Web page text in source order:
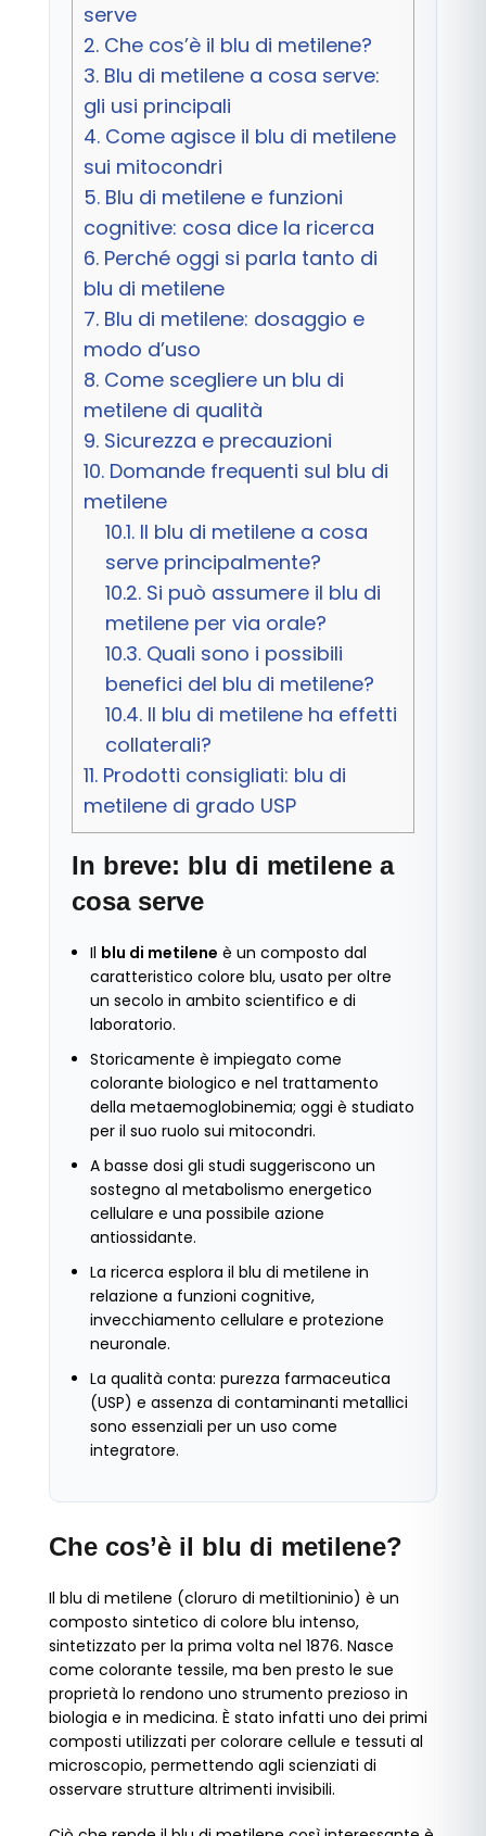
serve
2. Che cos’è il blu di metilene?
3. Blu di metilene a cosa serve:
gli usi principali
4. Come agisce il blu di metilene
sui mitocondri
5. Blu di metilene e funzioni
cognitive: cosa dice la ricerca
6. Perché oggi si parla tanto di
blu di metilene
7. Blu di metilene: dosaggio e
modo d’uso
8. Come scegliere un blu di
metilene di qualità
9. Sicurezza e precauzioni
10. Domande frequenti sul blu di
metilene
10.1.Il blu di metilene a cosa
serve principalmente?
10.2.Si può assumere il blu di
metilene per via orale?
10.3.Quali sono i possibili
benefici del blu di metilene?
10.4.Il blu di metilene ha effetti
collaterali?
11. Prodotti consigliati: blu di
metilene di grado USP
In breve: blu di metilene a
cosa serve
Il blu di metilene è un composto dal
caratteristico colore blu, usato per oltre
un secolo in ambito scientifico e di
laboratorio.
Storicamente è impiegato come
colorante biologico e nel trattamento
della metaemoglobinemia; oggi è studiato
per il suo ruolo sui mitocondri.
A basse dosi gli studi suggeriscono un
sostegno al metabolismo energetico
cellulare e una possibile azione
antiossidante.
La ricerca esplora il blu di metilene in
relazione a funzioni cognitive,
invecchiamento cellulare e protezione
neuronale.
La qualità conta: purezza farmaceutica
(USP) e assenza di contaminanti metallici
sono essenziali per un uso come
integratore.
Che cos’è il blu di metilene?
Il blu di metilene (cloruro di metiltioninio) è un
composto sintetico di colore blu intenso,
sintetizzato per la prima volta nel 1876. Nasce
come colorante tessile, ma ben presto le sue
proprietà lo rendono uno strumento prezioso in
biologia e in medicina. È stato infatti uno dei primi
composti utilizzati per colorare cellule e tessuti al
microscopio, permettendo agli scienziati di
osservare strutture altrimenti invisibili.